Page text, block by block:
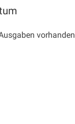
vorhanden